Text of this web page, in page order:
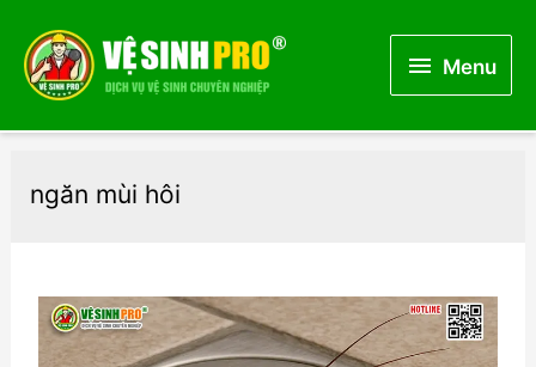
MenuMenu
ngăn mùi hôi